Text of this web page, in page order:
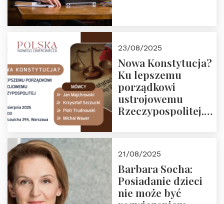
23/08/2025
Nowa Konstytucja?
Ku lepszemu
porządkowi
ustrojowemu
Rzeczypospolitej.
Nowego
Ćwierćwiecza”
21/08/2025
Barbara Socha:
Posiadanie dzieci
nie może być